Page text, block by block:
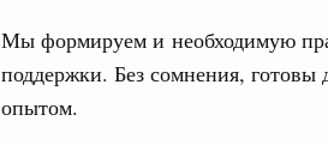
Мы формируем и необходимую
поддержки. Без сомнения,
опытом.